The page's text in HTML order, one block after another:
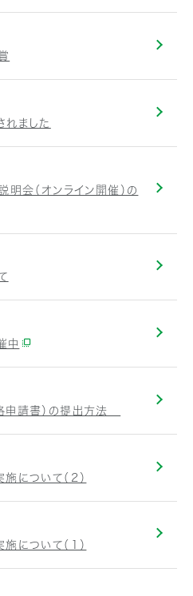
ました
会（オンライン開催）の
中
申請書）の提出方法
について（２）
について（１）